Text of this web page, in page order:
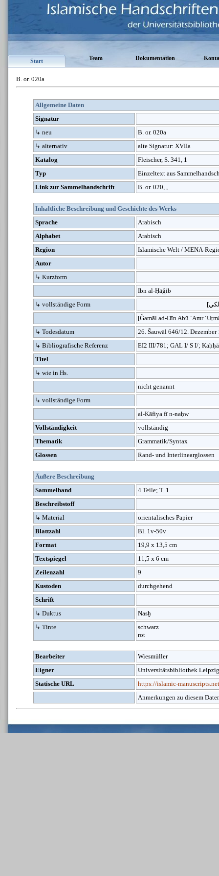
Start Team Dokumentation
B. or. 020a
Allgemeine Daten
Signatur
↳ neu
B. or. 020a
↳ alternativ
alte Signatur: XVIIa
Katalog
Fleischer, S. 341, 1
Typ
Einzeltext aus
Link zur Sammelhandschrift
B. or. 020, ,
Inhaltliche Beschreibung und Geschichte des Werks
Sprache
Arabisch
Alphabet
Arabisch
Region
Islamische Welt / MENA-
Autor
↳ Kurzform
Ibn al-Ḥāǧib
↳ vollständige Form
[Ǧamāl ad-Dīn Abū ʽAmr
↳ Todesdatum
26. Šauwāl 646/12. Dezember
↳ Bibliografische Referenz
EI2 III/781; GAL I/ S I/;
Titel
↳ wie in Hs.
nicht genannt
↳ vollständige Form
al-Kāfiya fī n-naḥw
Vollständigkeit
vollständig
Thematik
Grammatik/Syntax
Glossen
Rand- und Interlinearglossen
Äußere Beschreibung
Sammelband
4 Teile; T. 1
Beschreibstoff
↳ Material
orientalisches Papier
Blattzahl
Bl. 1v-50v
Format
19,9 x 13,5 cm
Textspiegel
11,5 x 6 cm
Zeilenzahl
9
Kustoden
durchgehend
Schrift
↳ Duktus
Nasḫ
↳ Tinte
schwarz
rot
Bearbeiter
Wiesmüller
Eigner
Universitätsbibliothek Leipzig
Statische URL
https://islamic-
Anmerkungen zu diesem